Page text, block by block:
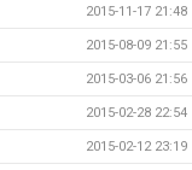
2015-11-17 21:48
2015-08-09 21:55
2015-03-06 21:56
2015-02-28 22:54
2015-02-12 23:19